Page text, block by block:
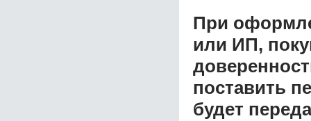
При
или ИП,
поставить
будет